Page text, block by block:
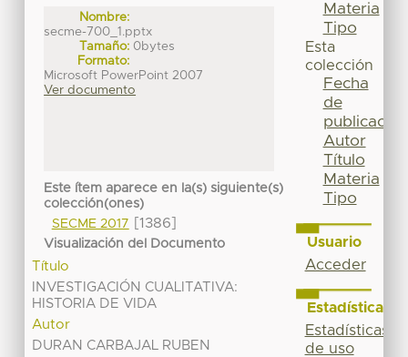
Nombre:
secme-700_1.pptx
Tamaño: 0bytes
Formato:
Microsoft PowerPoint 2007
Ver documento
Este ítem aparece en la(s) siguiente(s)
colección(ones)
SECME 2017
[1386]
Visualización del Documento
Título
INVESTIGACIÓN CUALITATIVA:
HISTORIA DE VIDA
Autor
DURAN CARBAJAL RUBEN
Materia
Tipo
Esta
colección
Fecha
de
publicación
Autor
Título
Materia
Tipo
Usuario
Acceder
Estadísticas
Estadísticas
de uso